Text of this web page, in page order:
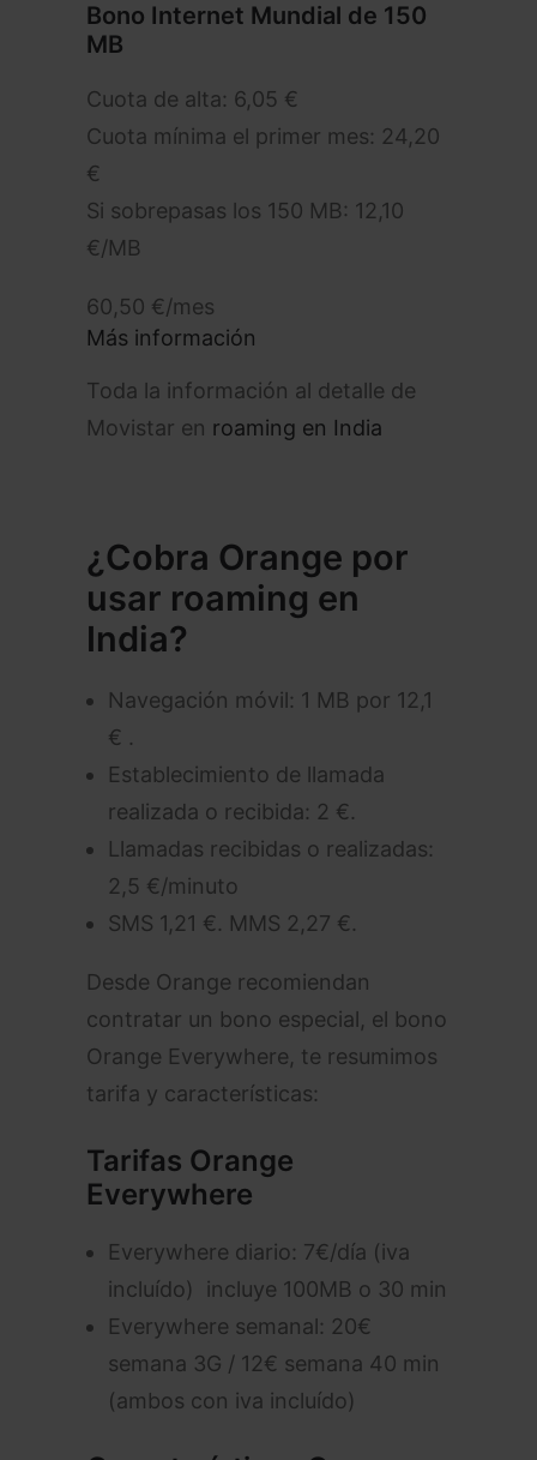
Bono Internet Mundial de 150
MB
Cuota de alta: 6,05 €
Cuota mínima el primer mes: 24,20
€
Si sobrepasas los 150 MB: 12,10
€/MB
60,50 €/mes
Más información
Toda la información al detalle de
Movistar en roaming en India
¿Cobra Orange por
usar roaming en
India?
Navegación móvil: 1 MB por 12,1
€ .
Establecimiento de llamada
realizada o recibida: 2 €.
Llamadas recibidas o realizadas:
2,5 €/minuto
SMS 1,21 €. MMS 2,27 €.
Desde Orange recomiendan
contratar un bono especial, el bono
Orange Everywhere, te resumimos
tarifa y características:
Tarifas Orange
Everywhere
Everywhere diario: 7€/día (iva
incluído) incluye 100MB o 30 min
Everywhere semanal: 20€
semana 3G / 12€ semana 40 min
(ambos con iva incluído)